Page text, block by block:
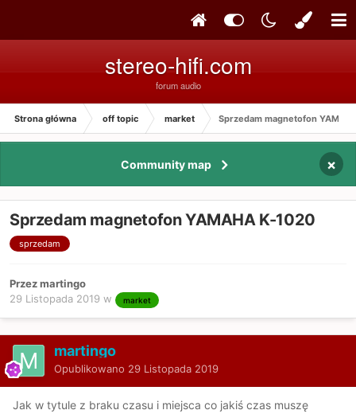
stereo-hifi.com
forum audio
Strona główna off topic market Sprzedam magnetofon
Community map ×
Sprzedam magnetofon YAMAHA K-1020
sprzedam
Przez martingo
29 Listopada 2019 w market
martingo
Opublikowano 29 Listopada 2019
Jak w tytule z braku czasu i miejsca co jakiś czas muszę